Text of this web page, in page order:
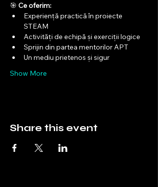
🎯 Ce oferim:
Experiență practică în proiecte
STEAM
Activități de echipă și exerciții logice
Sprijin din partea mentorilor APT
Un mediu prietenos și sigur
Show More
Share this event